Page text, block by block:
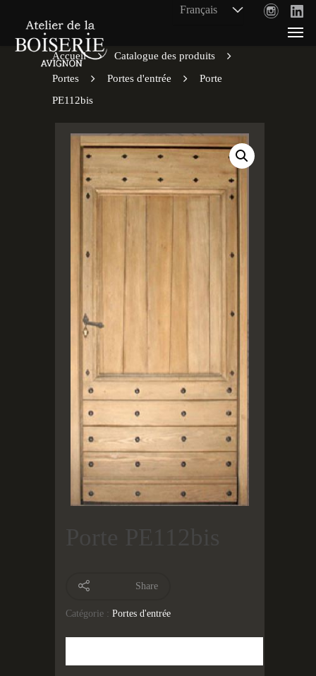
Accueil
Catalogue des produits
Portes
Portes d'entrée
Porte
PE112bis
Share
Catégorie : Portes d'entrée